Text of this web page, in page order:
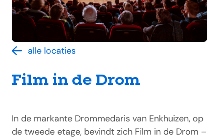
alle locaties
Film in de Drom
In de markante Drommedaris van Enkhuizen, op
de tweede etage, bevindt zich Film in de Drom –